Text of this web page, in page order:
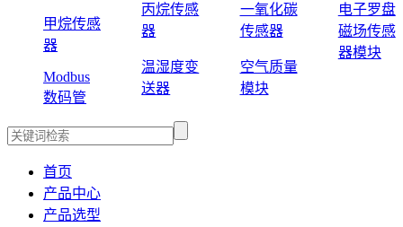
甲烷传感
器
Modbus
数码管
丙烷传感
器
温湿度变
送器
一氧化碳
传感器
空气质量
模块
电子罗盘
磁场传感
器模块
首页
产品中心
产品选型